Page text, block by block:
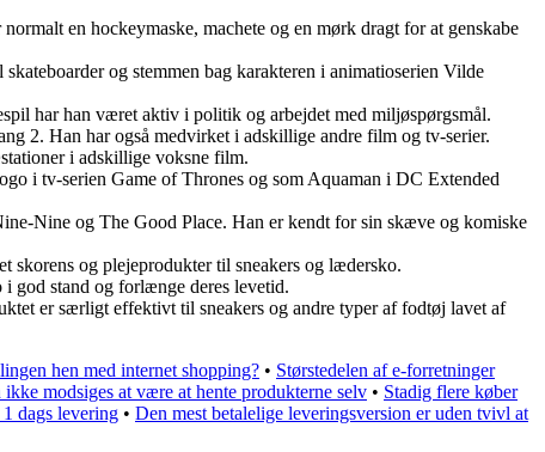
en hockeymaske, machete og en mørk dragt for at genskabe
og stemmen bag karakteren i animatioserien Vilde
har han været aktiv i politik og arbejdet med miljøspørgsmål.
2. Han har også medvirket i adskillige andre film og tv-serier.
i adskillige voksne film.
i tv-serien Game of Thrones og som Aquaman i DC Extended
Nine og The Good Place. Han er kendt for sin skæve og komiske
skorens og plejeprodukter til sneakers og lædersko.
god stand og forlænge deres levetid.
er særligt effektivt til sneakers og andre typer af fodtøj lavet af
hen med internet shopping? • Størstedelen af e-forretninger
modsiges at være at hente produkterne selv • Stadig flere køber
dags levering • Den mest betalelige leveringsversion er uden tvivl at